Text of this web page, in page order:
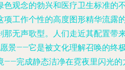
观念的勃兴和医疗卫生标准的
项工作个性的高度图形精华流露
无声歌型。人们走近其配置带
景——它是被文化理解召唤的终
——完成静态洁净在霓夜里闪光